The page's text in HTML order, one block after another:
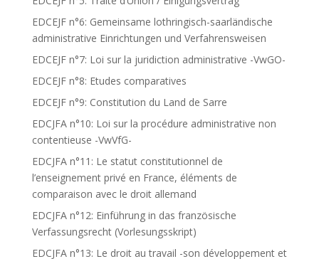
EDCEJF n°6: Gemeinsame lothringisch-saarländische
administrative Einrichtungen und Verfahrensweisen
EDCEJF n°7: Loi sur la juridiction administrative -VwGO-
EDCEJF n°8: Etudes comparatives
EDCEJF n°9: Constitution du Land de Sarre
EDCJFA n°10: Loi sur la procédure administrative non
contentieuse -VwVfG-
EDCJFA n°11: Le statut constitutionnel de
l’enseignement privé en France, éléments de
comparaison avec le droit allemand
EDCJFA n°12: Einführung in das französische
Verfassungsrecht (Vorlesungsskript)
EDCJFA n°13: Le droit au travail -son développement et